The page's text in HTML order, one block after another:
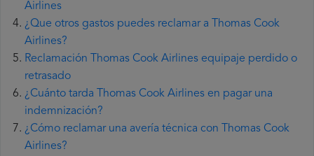
Airlines
¿Que otros gastos puedes reclamar a Thomas Cook
Airlines?
Reclamación Thomas Cook Airlines equipaje perdido o
retrasado
¿Cuánto tarda Thomas Cook Airlines en pagar una
indemnización?
¿Cómo reclamar una avería técnica con Thomas Cook
Airlines?